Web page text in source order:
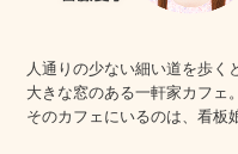
人通りの少ない細い道を歩く
大きな窓のある一軒家カフェ。
そのカフェにいるのは、看板